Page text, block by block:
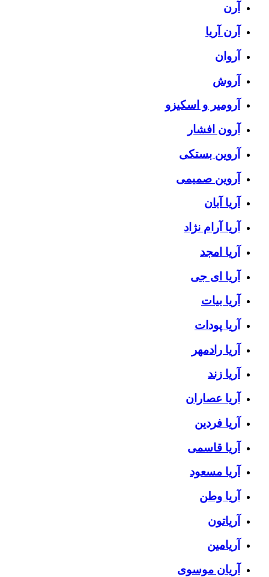
آرن
آرن آریا
آروان
آروش
آرومیر و اسکیزو
آرون افشار
آروین بستکی
آروین صمیمی
آریا آبان
آریا آرام نژاد
آریا امجد
آریا ای جی
آریا بیات
آریا پودات
آریا رادمهر
آریا زند
آریا عصاران
آریا فردین
آریا قاسمی
آریا مسعود
آریا وطن
آریاتون
آریامین
آریان موسوی